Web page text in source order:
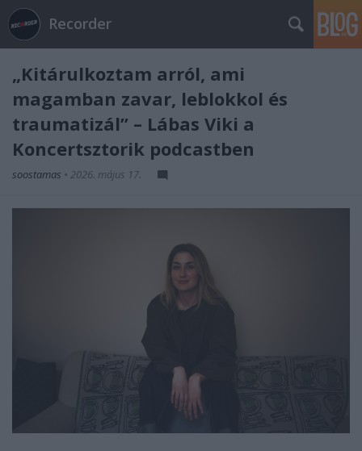
Recorder
„Kitárulkoztam arról, ami
magamban zavar, leblokkol és
traumatizál” – Lábas Viki a
Koncertsztorik podcastben
soostamas • 2026. május 17.